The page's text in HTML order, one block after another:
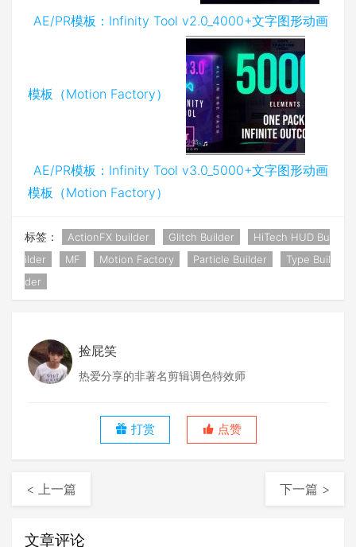
AE/PR模板：Infinity Tool v2.0_4000+文字图形动画
模板（Motion Factory）
AE/PR模板：Infinity Tool v3.0_5000+文字图形动画
模板（Motion Factory）
标签： ActionFX builder Glitch Builder
HiTech HUD Bu
ilder
MF Motion Factory Particle Builder
Type Buil
der
捡屁笑
热爱分享的非著名剪辑调色特效师
打赏 点赞
< 上一篇 下一篇 >
文章评论